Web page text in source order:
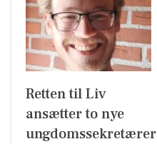
Retten til Liv
ansætter to nye
ungdomssekretærer